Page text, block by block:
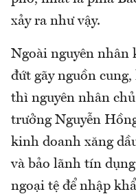
xảy ra như vậy.
Ngoài nguyên nhân
đứt gãy nguồn
thì nguyên nhân
trưởng Nguyễn
kinh doanh xăng
và bảo lãnh tín
ngoại tệ để nhập